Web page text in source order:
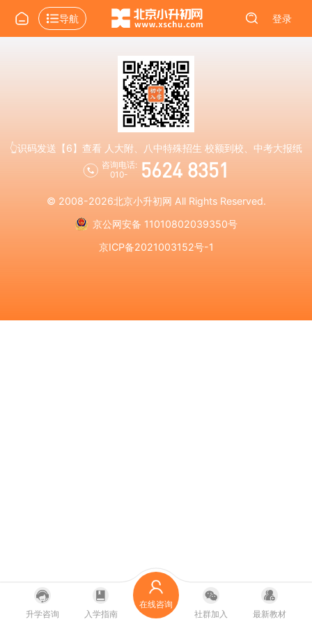
导航 登录
👆识码发送【6】查看 人大附、八中特殊招生 校额到校、中考大报纸
咨询电话:
010-
5624 8351
© 2008-2026北京小升初网 All Rights Reserved.
京公网安备 11010802039350号
京ICP备2021003152号-1
升学咨询 入学指南
在线咨询
社群加入
最新教材